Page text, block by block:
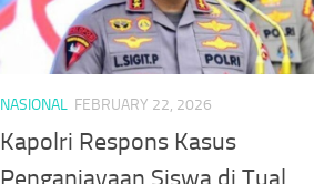
NASIONAL FEBRUARY 22, 2026
Kapolri Respons Kasus
Penganiayaan Siswa di Tual